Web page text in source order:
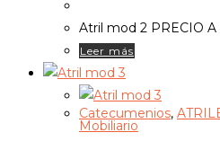
Atril mod 2 PRECIO A
Leer más
Catecumenios,
Mobiliario